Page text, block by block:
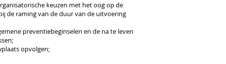
keuzen met het oog op de
de raming van de duur van de uitvoering
preventiebeginselen en de na te leven
opvolgen;